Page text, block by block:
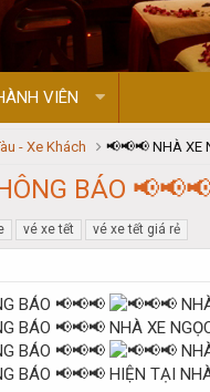
VIÊN
- Xe Khách 📢📢📢 NHÀ XE
BÁO
vé xe tết vé xe tết giá rẻ
NHÀ XE
HIỆN TẠI